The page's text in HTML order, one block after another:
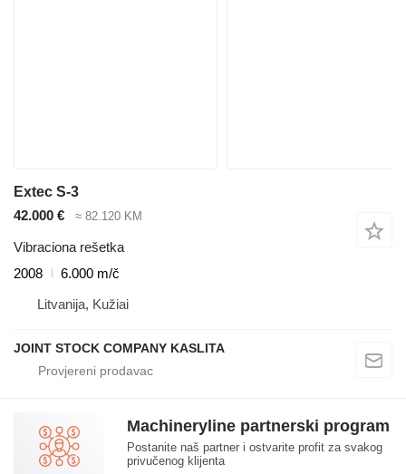
Extec S-3
42.000 €
≈ 82.120 KM
Vibraciona rešetka
2008
6.000 m/č
Litvanija, Kužiai
JOINT STOCK COMPANY KASLITA
Machineryline partnerski program
Postanite naš partner i ostvarite profit za svakog
privučenog klijenta